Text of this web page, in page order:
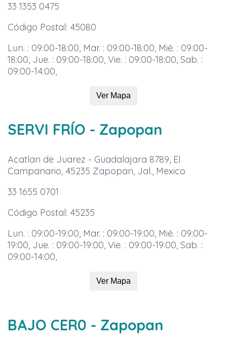
33 1353 0475
Código Postal: 45080
Lun. : 09:00-18:00, Mar. : 09:00-18:00, Mié. : 09:00-
18:00, Jue. : 09:00-18:00, Vie. : 09:00-18:00, Sab. :
09:00-14:00,
Ver Mapa
SERVI FRÍO - Zapopan
Acatlan de Juarez - Guadalajara 8789, El
Campanario, 45235 Zapopan, Jal., Mexico
33 1655 0701
Código Postal: 45235
Lun. : 09:00-19:00, Mar. : 09:00-19:00, Mié. : 09:00-
19:00, Jue. : 09:00-19:00, Vie. : 09:00-19:00, Sab. :
09:00-14:00,
Ver Mapa
BAJO CER0 - Zapopan